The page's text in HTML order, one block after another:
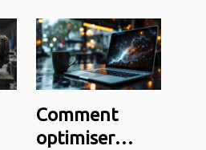
Comment
optimiser